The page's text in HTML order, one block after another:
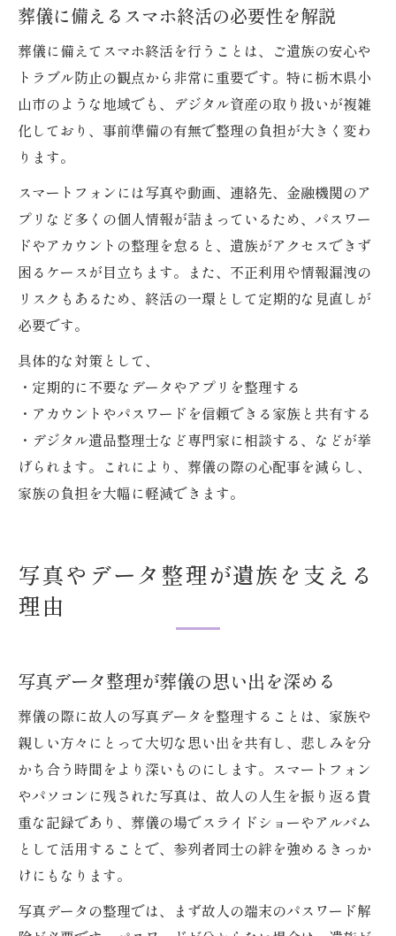
葬儀に備えるスマホ終活の必要性を解説
葬儀に備えてスマホ終活を行うことは、ご遺族の安心や
トラブル防止の観点から非常に重要です。特に栃木県小
山市のような地域でも、デジタル資産の取り扱いが複雑
化しており、事前準備の有無で整理の負担が大きく変わ
ります。
スマートフォンには写真や動画、連絡先、金融機関のア
プリなど多くの個人情報が詰まっているため、パスワー
ドやアカウントの整理を怠ると、遺族がアクセスできず
困るケースが目立ちます。また、不正利用や情報漏洩の
リスクもあるため、終活の一環として定期的な見直しが
必要です。
具体的な対策として、
・定期的に不要なデータやアプリを整理する
・アカウントやパスワードを信頼できる家族と共有する
・デジタル遺品整理士など専門家に相談する、などが挙
げられます。これにより、葬儀の際の心配事を減らし、
家族の負担を大幅に軽減できます。
写真やデータ整理が遺族を支える
理由
写真データ整理が葬儀の思い出を深める
葬儀の際に故人の写真データを整理することは、家族や
親しい方々にとって大切な思い出を共有し、悲しみを分
かち合う時間をより深いものにします。スマートフォン
やパソコンに残された写真は、故人の人生を振り返る貴
重な記録であり、葬儀の場でスライドショーやアルバム
として活用することで、参列者同士の絆を強めるきっか
けにもなります。
写真データの整理では、まず故人の端末のパスワード解